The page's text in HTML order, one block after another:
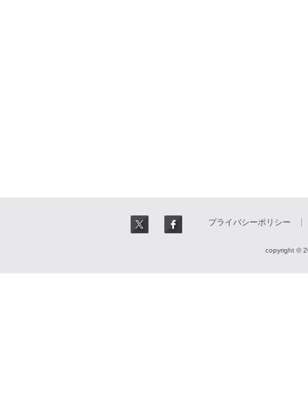
プライバシーポリシー
copyright ©